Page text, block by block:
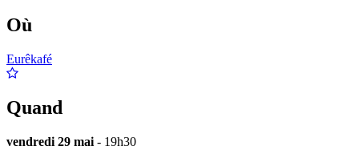
Où
Eurêkafé
Quand
vendredi 29 mai - 19h30